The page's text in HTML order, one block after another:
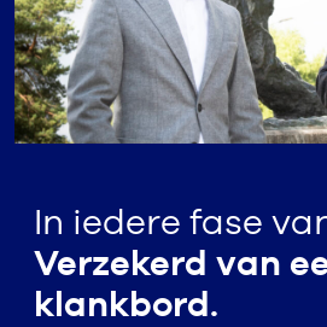
In iedere fase
Verzekerd van
klankbord.